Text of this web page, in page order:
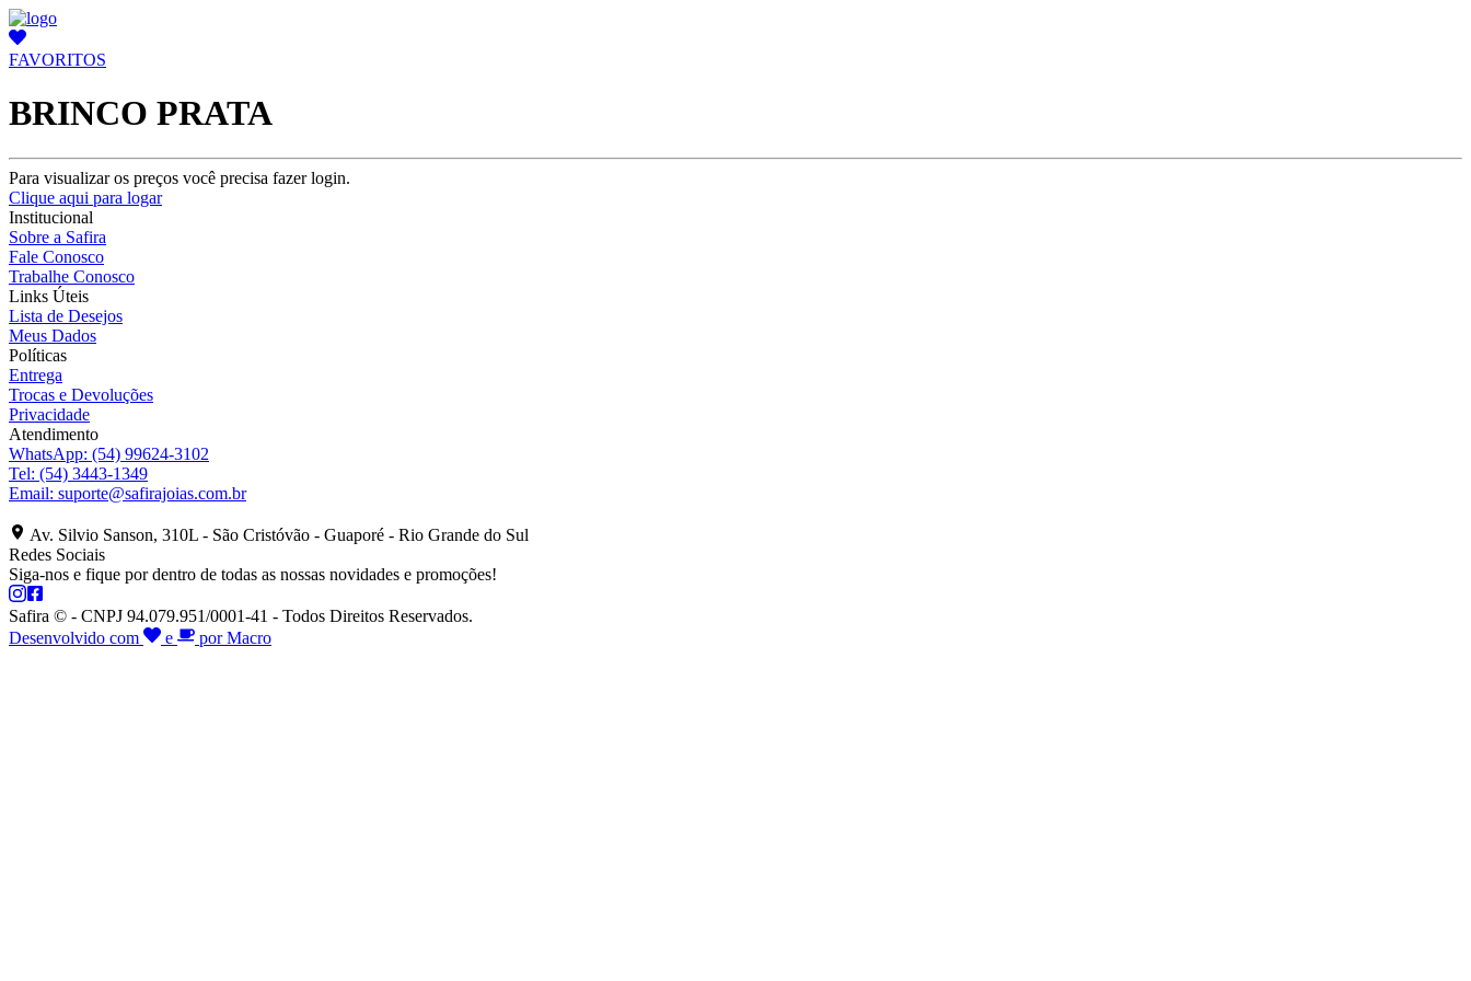
FAVORITOS
BRINCO PRATA
Para visualizar os preços você precisa fazer login.
Clique aqui para logar
Institucional
Sobre a Safira
Fale Conosco
Trabalhe Conosco
Links Úteis
Lista de Desejos
Meus Dados
Políticas
Entrega
Trocas e Devoluções
Privacidade
Atendimento
WhatsApp: (54) 99624-3102
Tel: (54) 3443-1349
Email: suporte@safirajoias.com.br
Av. Silvio Sanson, 310L - São Cristóvão - Guaporé - Rio Grande do Sul
Redes Sociais
Siga-nos e fique por dentro de todas as nossas novidades e promoções!
Safira © - CNPJ 94.079.951/0001-41 - Todos Direitos Reservados.
Desenvolvido com
e por Macro